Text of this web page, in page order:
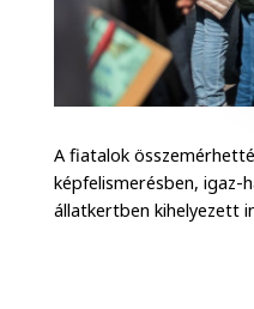
A fiatalok
képfelismerésben, igaz-
állatkertben kihelyezett